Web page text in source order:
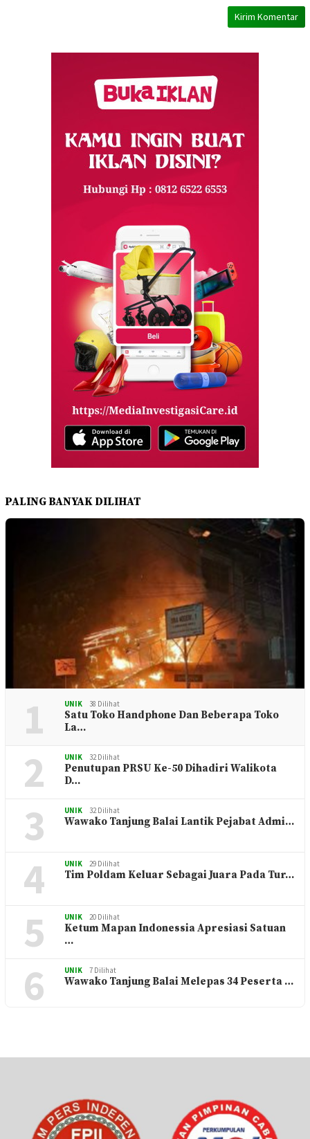
PALING BANYAK DILIHAT
1 UNIK 38 Dilihat
Satu Toko Handphone Dan Beberapa Toko
La…
2 UNIK 32 Dilihat
Penutupan PRSU Ke-50 Dihadiri Walikota
D…
3 UNIK 32 Dilihat
Wawako Tanjung Balai Lantik Pejabat Admi…
4 UNIK 29 Dilihat
Tim Poldam Keluar Sebagai Juara Pada Tur…
5 UNIK 20 Dilihat
Ketum Mapan Indonessia Apresiasi Satuan
…
6 UNIK 7 Dilihat
Wawako Tanjung Balai Melepas 34 Peserta …